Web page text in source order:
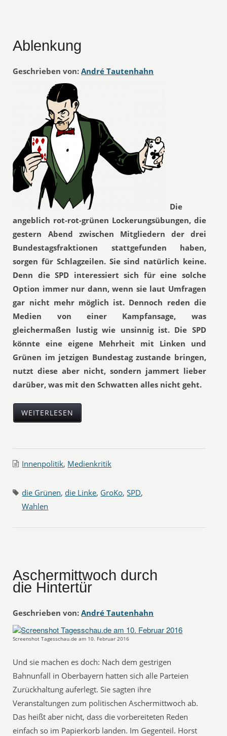
Ablenkung
Geschrieben von: André Tautenhahn
Die
angeblich rot-rot-grünen Lockerungsübungen, die
gestern Abend zwischen Mitgliedern der drei
Bundestagsfraktionen stattgefunden haben,
sorgen für Schlagzeilen. Sie sind natürlich keine.
Denn die SPD interessiert sich für eine solche
Option immer nur dann, wenn sie laut Umfragen
gar nicht mehr möglich ist. Dennoch reden die
Medien von einer Kampfansage, was
gleichermaßen lustig wie unsinnig ist. Die SPD
könnte eine eigene Mehrheit mit Linken und
Grünen im jetzigen Bundestag zustande bringen,
nutzt diese aber nicht, sondern jammert lieber
darüber, was mit den Schwatten alles nicht geht.
WEITERLESEN
Innenpolitik, Medienkritik
die Grünen, die Linke, GroKo,SPD,
Wahlen
Aschermittwoch durch
die Hintertür
Geschrieben von: André Tautenhahn
Screenshot Tagesschau.de am 10. Februar 2016
Und sie machen es doch: Nach dem gestrigen
Bahnunfall in Oberbayern hatten sich alle Parteien
Zurückhaltung auferlegt. Sie sagten ihre
Veranstaltungen zum politischen Aschermittwoch ab.
Das heißt aber nicht, dass die vorbereiteten Reden
einfach so im Papierkorb landen. Im Gegenteil. Horst